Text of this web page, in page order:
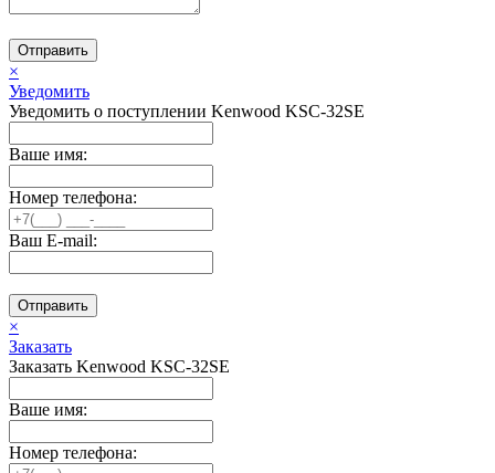
Отправить
×
Уведомить
Уведомить о поступлении Kenwood KSC-32SE
Ваше имя:
Номер телефона:
Ваш E-mail:
Отправить
×
Заказать
Заказать Kenwood KSC-32SE
Ваше имя:
Номер телефона: